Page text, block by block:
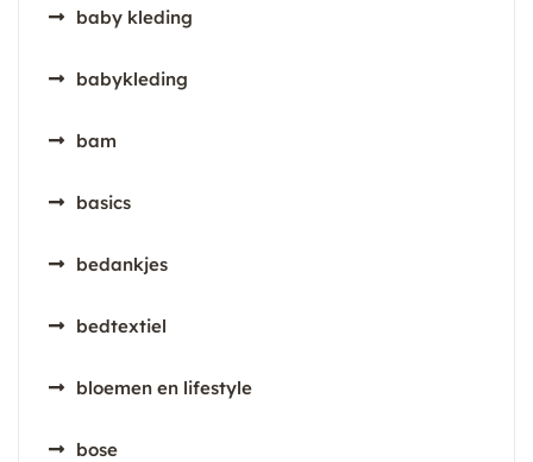
baby kleding
babykleding
bam
basics
bedankjes
bedtextiel
bloemen en lifestyle
bose